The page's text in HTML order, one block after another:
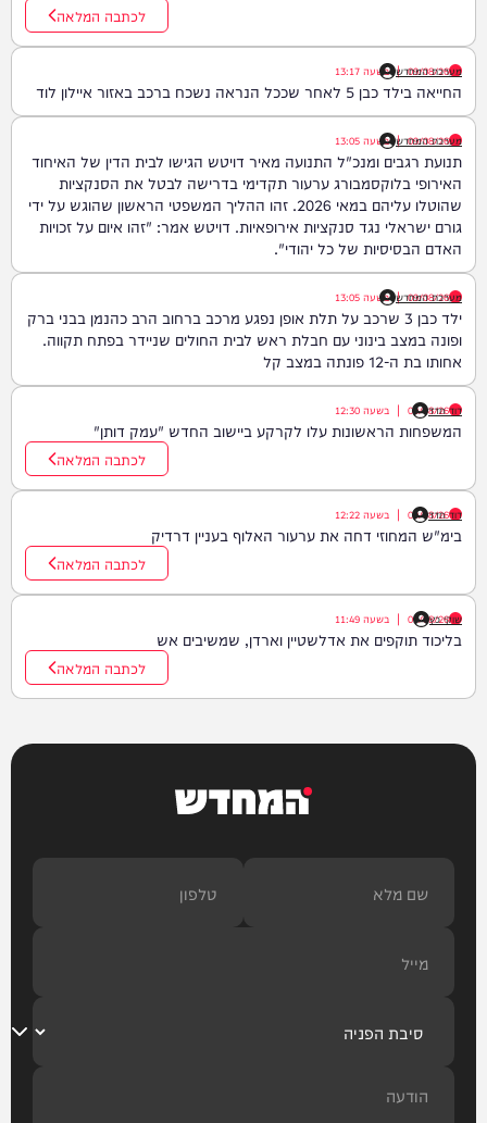
לכתבה המלאה
מערכת המחדש
09/08/26
| בשעה 13:17
החייאה בילד כבן 5 לאחר שככל הנראה נשכח ברכב באזור איילון לוד
מערכת המחדש
09/08/26
| בשעה 13:05
תנועת רגבים ומנכ"ל התנועה מאיר דויטש הגישו לבית הדין של האיחוד
האירופי בלוקסמבורג ערעור תקדימי בדרישה לבטל את הסנקציות
שהוטלו עליהם במאי 2026. זהו ההליך המשפטי הראשון שהוגש על ידי
גורם ישראלי נגד סנקציות אירופאיות. דויטש אמר: "זהו איום על זכויות
האדם הבסיסיות של כל יהודי".
מערכת המחדש
09/08/26
| בשעה 13:05
ילד כבן 3 שרכב על תלת אופן נפגע מרכב ברחוב הרב כהנמן בבני ברק
ופונה במצב בינוני עם חבלת ראש לבית החולים שניידר בפתח תקווה.
אחותו בת ה-12 פונתה במצב קל
דוד חדד
09/08/26
| בשעה 12:30
המשפחות הראשונות עלו לקרקע ביישוב החדש "עמק דותן"
לכתבה המלאה
דוד חדד
09/08/26
| בשעה 12:22
בימ"ש המחוזי דחה את ערעור האלוף בעניין דרדיק
לכתבה המלאה
שוקי כץ
09/08/26
| בשעה 11:49
בליכוד תוקפים את אדלשטיין וארדן, שמשיבים אש
לכתבה המלאה
המחדש